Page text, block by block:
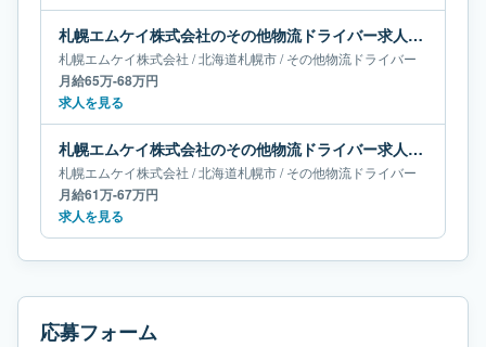
札幌エムケイ株式会社のその他物流ドライバー求人｜北海道札幌市｜月給65万-68万円
札幌エムケイ株式会社 /北海道札幌市/その他物流ドライバー
月給65万-68万円
求人を見る
札幌エムケイ株式会社のその他物流ドライバー求人｜北海道札幌市｜月給61万-67万円
札幌エムケイ株式会社 /北海道札幌市/その他物流ドライバー
月給61万-67万円
求人を見る
応募フォーム